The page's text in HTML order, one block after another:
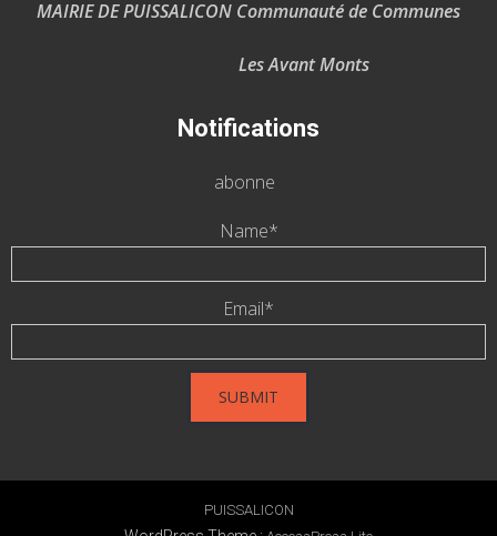
MAIRIE DE PUISSALICON Communauté de Communes
Les Avant Monts
Notifications
abonne
Name*
Email*
PUISSALICON